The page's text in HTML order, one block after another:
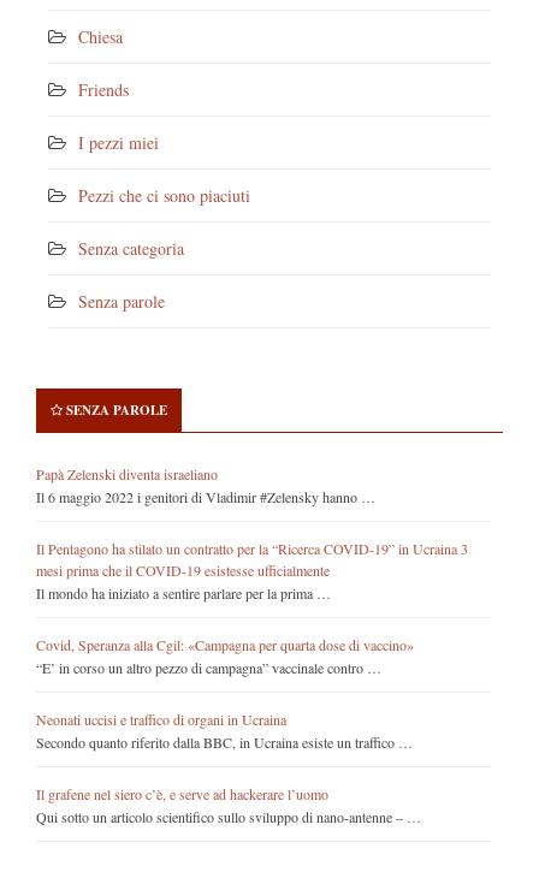
Chiesa
Friends
I pezzi miei
Pezzi che ci sono piaciuti
Senza categoria
Senza parole
SENZA PAROLE
Papà Zelenski diventa israeliano
Il 6 maggio 2022 i genitori di Vladimir #Zelensky hanno …
Il Pentagono ha stilato un contratto per la “Ricerca COVID-19” in Ucraina 3
mesi prima che il COVID-19 esistesse ufficialmente
Il mondo ha iniziato a sentire parlare per la prima …
Covid, Speranza alla Cgil: «Campagna per quarta dose di vaccino»
“E’ in corso un altro pezzo di campagna” vaccinale contro …
Neonati uccisi e traffico di organi in Ucraina
Secondo quanto riferito dalla BBC, in Ucraina esiste un traffico …
Il grafene nel siero c’è, e serve ad hackerare l’uomo
Qui sotto un articolo scientifico sullo sviluppo di nano-antenne – …